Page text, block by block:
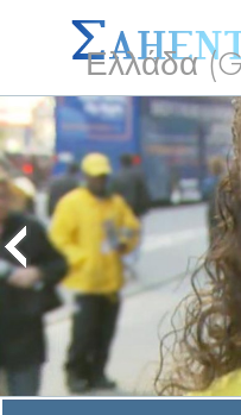
Ελλάδα
Λ. Ρον
Χάμπαρντ
Τι είναι η
Σαηεντολογία;